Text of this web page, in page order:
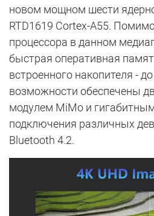
новом мощном шести
RTD1619 Cortex-A55.
процессора в данном
быстрая оперативная
встроенного накопителя -
возможности обеспечены
модулем MiMo и
подключения различных
Bluetooth 4.2.